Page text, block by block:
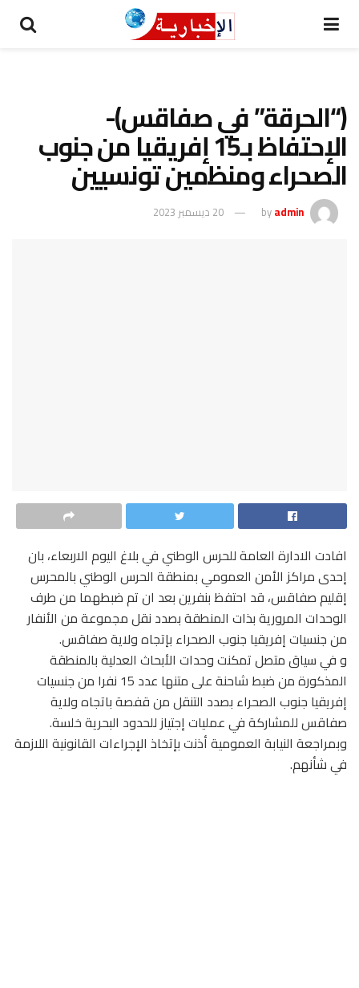
(“الحرقة” في صفاقس)-
الإحتفاظ بـ15 إفريقيا من جنوب
الصحراء ومنظمين تونسيين
byadmin 20 ديسمبر 2023
افادت الادارة العامة للحرس الوطني في بلاغ اليوم الاربعاء، بان
إحدى مراكز الأمن العمومي بمنطقة الحرس الوطني بالمحرس
إقليم صفاقس، قد احتفظ بنفرين بعد ان تم ضبطهما من طرف
الوحدات المرورية بذات المنطقة بصدد نقل مجموعة من الأنفار
من جنسيات إفريقيا جنوب الصحراء بإتجاه ولاية صفاقس.
و في سياق متصل تمكنت وحدات الأبحاث العدلية بالمنطقة
المذكورة من ضبط شاحنة على متنها عدد 15 نفرا من جنسيات
إفريقيا جنوب الصحراء بصدد التنقل من قفصة باتجاه ولاية
صفاقس للمشاركة في عمليات إجتياز للحدود البحرية خلسة.
وبمراجعة النيابة العمومية أذنت بإتخاذ الإجراءات القانونية اللازمة
في شأنهم.